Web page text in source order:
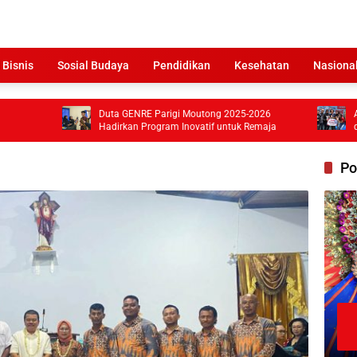
Bisnis Sosial Budaya Pendidikan Kesehatan Nasional
Duta GENRE Parigi Moutong 2025-2026
Hadirkan Program Inovatif untuk Remaja
Atlet
di